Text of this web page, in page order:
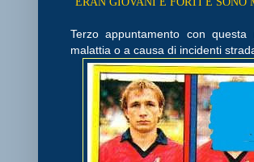
Terzo appuntamento con
malattia o a causa di incidenti